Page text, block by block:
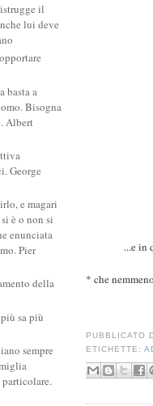
...e in
* che
PUBBLICATO
ETICHETTE:
il
lui deve
basta a
Bisogna
Albert
George
e magari
è o non si
enunciata
Pier
della
sa più
sempre